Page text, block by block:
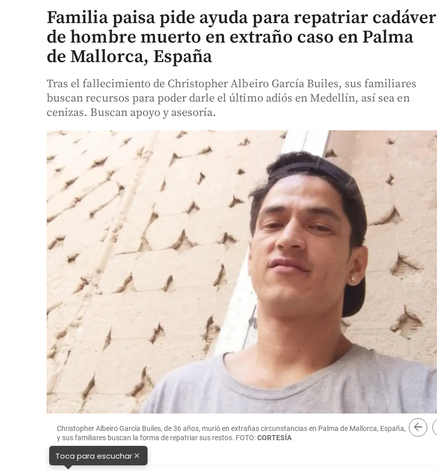
Familia paisa pide ayuda para repatriar cadáver
de hombre muerto en extraño caso en Palma
de Mallorca, España
Tras el fallecimiento de Christopher Albeiro García Builes, sus familiares
buscan recursos para poder darle el último adiós en Medellín, así sea en
cenizas. Buscan apoyo y asesoría.
arrow_back
Christopher Albeiro García Builes, de 36 años, murió en extrañas circunstancias en Palma de Mallorca, España,
y sus familiares buscan la forma de repatriar sus restos. FOTO:CORTESÍA
Toca para escuchar×